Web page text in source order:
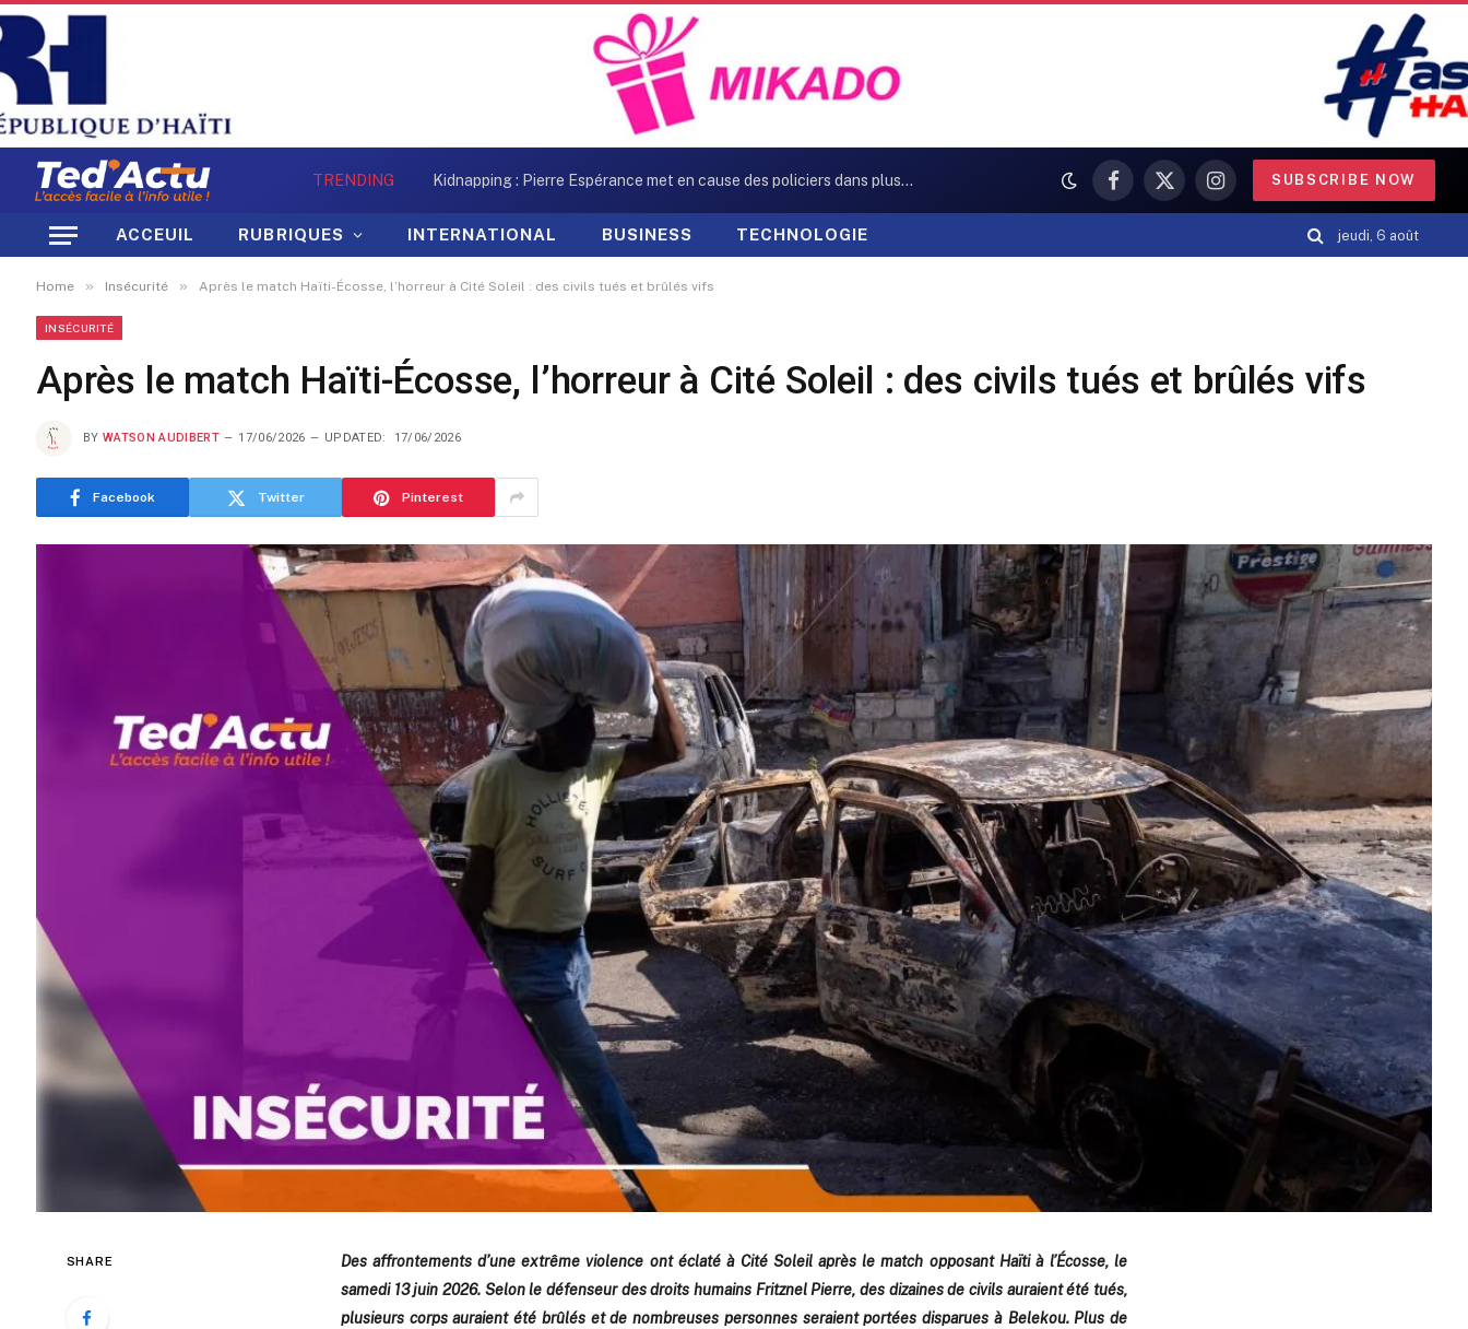
TRENDING Kidnapping : Pierre Espérance met en cause des policiers dans plusieurs enlèvements
Facebook
X
(Twitter)
Instagram
SUBSCRIBE NOW
ACCEUIL RUBRIQUES INTERNATIONAL BUSINESS TECHNOLOGIE jeudi, 6 août
Home » Insécurité » Après le match Haïti-Écosse, l’horreur à Cité Soleil : des civils tués et brûlés vifs
INSÉCURITÉ
Après le match Haïti-Écosse, l’horreur à Cité Soleil : des civils tués et brûlés vifs
BY WATSON AUDIBERT 17/06/2026 UPDATED: 17/06/2026
Facebook Twitter Pinterest
SHARE
Des affrontements d’une extrême violence ont éclaté à Cité Soleil après le match opposant Haïti à l’Écosse, le
samedi 13 juin 2026. Selon le défenseur des droits humains Fritznel Pierre, des dizaines de civils auraient été tués,
plusieurs corps auraient été brûlés et de nombreuses personnes seraient portées disparues à Belekou. Plus de